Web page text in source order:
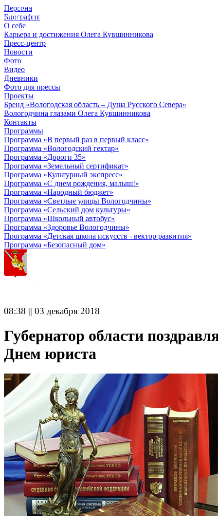
Персона
Биография
О себе
Карьера и достижения Олега Кувшинникова
Пресс-центр
Новости
Фото
Видео
Дневники
Фото для прессы
Проекты
Бренд «Вологодская область – Душа Русского Севера»
Вологодчина глазами Олега Кувшинникова
Контакты
Программы
Программа «В первый раз в первый класс»
Программа «Вологодский гектар»
Программа «Дороги 35»
Программа «Земельный сертификат»
Программа «Культурный экспресс»
Программа «С днем рождения, малыш!»
Программа «Народный бюджет»
Программа «Светлые улицы Вологодчины»
Программа «Сельский дом культуры»
Программа «Школьный автобус»
Программа «Здоровье Вологодчины»
Программа «Детская школа искусств - вектор развития»
Программа «Безопасный дом»
08:38 || 03 декабря 2018
Губернатор области
Днем юриста
© 2012 - 2023,
КУВШИННИКОВ О.А.